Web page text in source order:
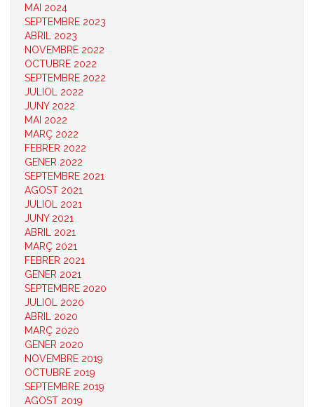
MAI 2024
SEPTEMBRE 2023
ABRIL 2023
NOVEMBRE 2022
OCTUBRE 2022
SEPTEMBRE 2022
JULIOL 2022
JUNY 2022
MAI 2022
MARÇ 2022
FEBRER 2022
GENER 2022
SEPTEMBRE 2021
AGOST 2021
JULIOL 2021
JUNY 2021
ABRIL 2021
MARÇ 2021
FEBRER 2021
GENER 2021
SEPTEMBRE 2020
JULIOL 2020
ABRIL 2020
MARÇ 2020
GENER 2020
NOVEMBRE 2019
OCTUBRE 2019
SEPTEMBRE 2019
AGOST 2019